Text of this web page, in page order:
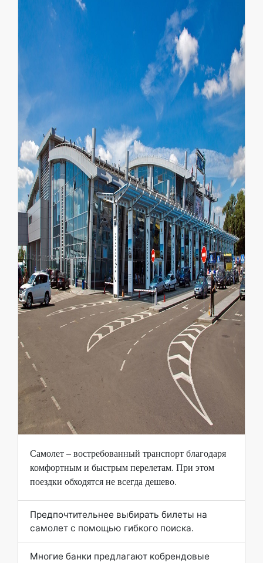
Самолет – востребованный транспорт благодаря
комфортным и быстрым перелетам. При этом
поездки обходятся не всегда дешево.
Предпочтительнее выбирать билеты на
самолет с помощью гибкого поиска.
Многие банки предлагают кобрендовые